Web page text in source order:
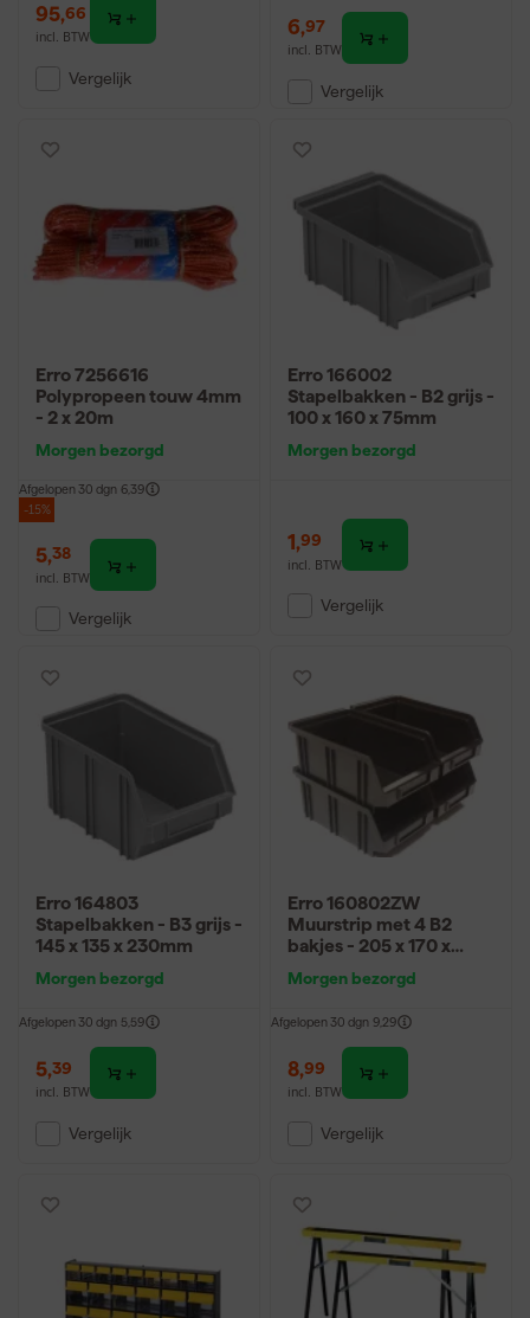
95,66
incl. BTW
Vergelijk
6,97
incl. BTW
Vergelijk
Erro 7256616
Polypropeen touw 4mm
- 2 x 20m
Morgen bezorgd
Afgelopen 30 dgn 6,39
-15%
5,38
incl. BTW
Vergelijk
Erro 166002
Stapelbakken - B2 grijs -
100 x 160 x 75mm
Morgen bezorgd
1,99
incl. BTW
Vergelijk
Erro 164803
Stapelbakken - B3 grijs -
145 x 135 x 230mm
Morgen bezorgd
Afgelopen 30 dgn 5,59
5,39
incl. BTW
Vergelijk
Erro 160802ZW
Muurstrip met 4 B2
bakjes - 205 x 170 x
Morgen bezorgd
Afgelopen 30 dgn 9,29
8,99
incl. BTW
Vergelijk